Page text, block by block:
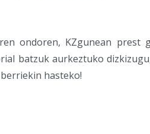
ondoren, KZgunean
batzuk aurkeztuko
hasteko!